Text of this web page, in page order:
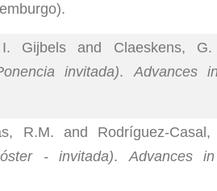
Gijbels and Claeskens, G.
invitada).Advances
R.M. and Rodríguez-
- invitada).Advances